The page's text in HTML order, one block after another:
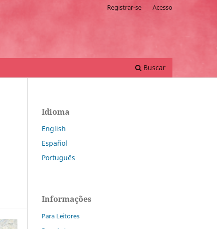
Buscar
Registrar-se Acesso
Idioma
English
Español
Português
Informações
Para Leitores